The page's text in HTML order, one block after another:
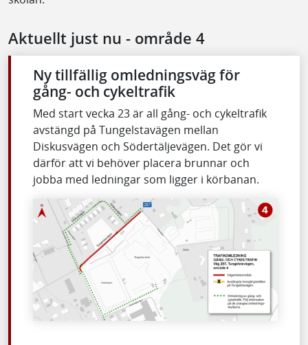
Aktuellt just nu - område 4
Ny tillfällig omledningsväg för
gång- och cykeltrafik
Med start vecka 23 är all gång- och cykeltrafik
avstängd på Tungelstavägen mellan
Diskusvägen och Södertäljevägen. Det gör vi
därför att vi behöver placera brunnar och
jobba med ledningar som ligger i körbanan.